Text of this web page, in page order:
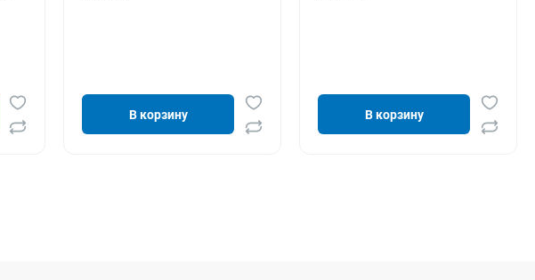
В корзину В корзину